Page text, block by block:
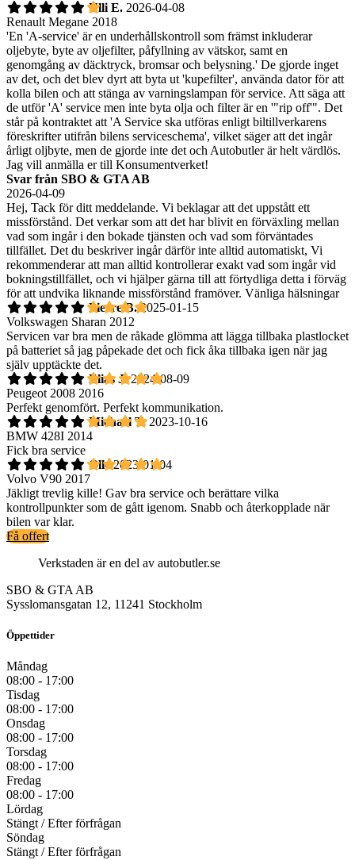
Ulli E. 2026-04-08
Renault Megane 2018
'En 'A-service' är en underhållskontroll som främst inkluderar
oljebyte, byte av oljefilter, påfyllning av vätskor, samt en
genomgång av däcktryck, bromsar och belysning.' De gjorde inget
av det, och det blev dyrt att byta ut 'kupefilter', använda dator för att
kolla bilen och att stänga av varningslampan för service. Att säga att
de utför 'A' service men inte byta olja och filter är en '"rip off'". Det
står på kontraktet att 'A Service ska utföras enligt biltillverkarens
föreskrifter utifrån bilens serviceschema', vilket säger att det ingår
årligt oljbyte, men de gjorde inte det och Autobutler är helt värdlös.
Jag vill anmälla er till Konsumentverket!
Svar från SBO & GTA AB
2026-04-09
Hej, Tack för ditt meddelande. Vi beklagar att det uppstått ett
missförstånd. Det verkar som att det har blivit en förväxling mellan
vad som ingår i den bokade tjänsten och vad som förväntades
tillfället. Det du beskriver ingår därför inte alltid automatiskt, Vi
rekommenderar att man alltid kontrollerar exakt vad som ingår vid
bokningstillfället, och vi hjälper gärna till att förtydliga detta i förväg
för att undvika liknande missförstånd framöver. Vänliga hälsningar
Pierre B. 2025-01-15
Volkswagen Sharan 2012
Servicen var bra men de råkade glömma att lägga tillbaka plastlocket
på batteriet så jag påpekade det och fick åka tillbaka igen när jag
själv upptäckte det.
Elias J. 2024-08-09
Peugeot 2008 2016
Perfekt genomfört. Perfekt kommunikation.
Michael T. 2023-10-16
BMW 428I 2014
Fick bra service
Olle 2023-01-04
Volvo V90 2017
Jäkligt trevlig kille! Gav bra service och berättare vilka
kontrollpunkter som de gått igenom. Snabb och återkopplade när
bilen var klar.
Få offert
Verkstaden är en del av autobutler.se
SBO & GTA AB
Sysslomansgatan 12, 11241 Stockholm
Öppettider
Måndag
08:00 - 17:00
Tisdag
08:00 - 17:00
Onsdag
08:00 - 17:00
Torsdag
08:00 - 17:00
Fredag
08:00 - 17:00
Lördag
Stängt / Efter förfrågan
Söndag
Stängt / Efter förfrågan